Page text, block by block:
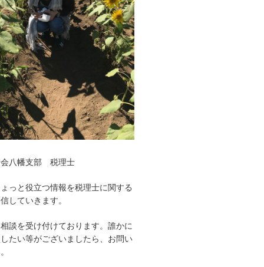
会八幡支部 税理士
っと役立つ情報を税理士に関する
していきます。
談を受け付けております。誰かに
たい等がございましたら、お問い